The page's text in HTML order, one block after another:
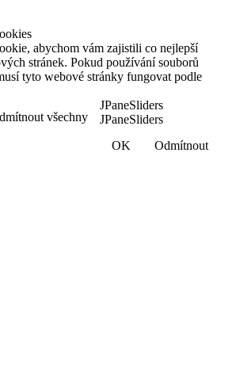
abychom vám zajistili co nejlepší
stránek. Pokud používání souborů
tyto webové stránky fungovat podle
všechny
JPaneSliders
JPaneSliders
OK
Odmítnout